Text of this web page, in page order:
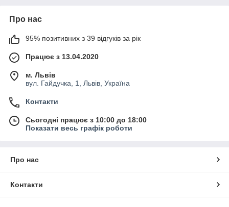
Про нас
95% позитивних з 39 відгуків за рік
Працює з 13.04.2020
м. Львів
вул. Гайдучка, 1, Львів, Україна
Контакти
Сьогодні працює з 10:00 до 18:00
Показати весь графік роботи
Про нас
Контакти